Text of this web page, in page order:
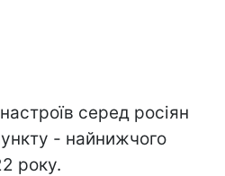
серед росіян
- найнижчого
року.